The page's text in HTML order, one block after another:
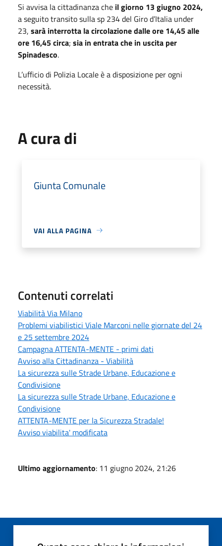
Si avvisa la cittadinanza che il giorno 13 giugno 2024,
a seguito transito sulla sp 234 del Giro d’Italia under
23, sarà interrotta la circolazione dalle ore 14,45 alle
ore 16,45circa; sia in entrata che in uscita per
Spinadesco.
L’ufficio di Polizia Locale è a disposizione per ogni
necessità.
A cura di
Giunta Comunale
VAI ALLA PAGINA
Contenuti correlati
Viabilità Via Milano
Problemi viabilistici Viale Marconi nelle giornate del 24
e 25 settembre 2024
Campagna ATTENTA-MENTE - primi dati
Avviso alla Cittadinanza - Viabilità
La sicurezza sulle Strade Urbane, Educazione e
Condivisione
La sicurezza sulle Strade Urbane, Educazione e
Condivisione
ATTENTA-MENTE per la Sicurezza Stradale!
Avviso viabilita' modificata
Ultimo aggiornamento: 11 giugno 2024, 21:26